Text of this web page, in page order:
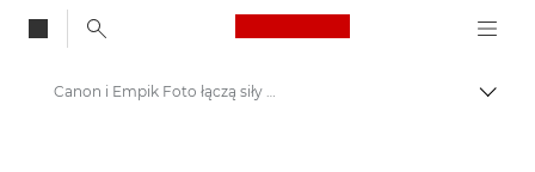
Canon Logo, back
Canon i Empik Foto łączą siły w ramach popularnej serii warsztatów online #wiemikropka Powstały cztery krótkie filmy dla dzieci i młodzieży w wieku 7-12+, przybliżające im magię fotografowania i drukowania. - Centrum prasowe firmy Canon